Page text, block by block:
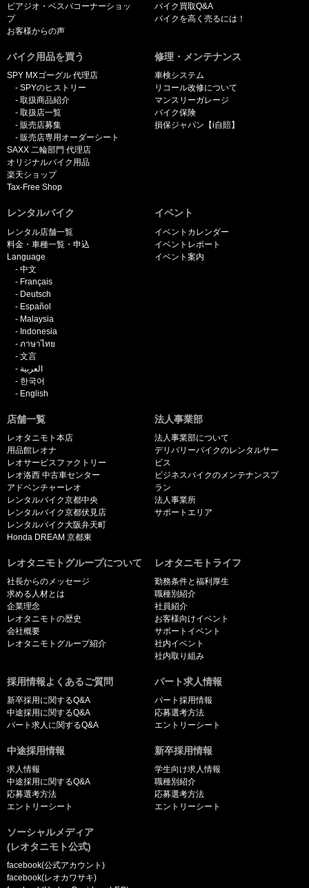
ピアジオ・ベスパコーナーショッ
プ
お客様からの声
バイク買取Q&A
バイクを高く売るには！
バイク用品を買う
SPY MXゴーグル 代理店
SPYのヒストリー
取扱商品紹介
取扱店一覧
販売店募集
販売店専用オーダーシート
SAXX 二輪部門 代理店
オリジナルバイク用品
楽天ショップ
Tax-Free Shop
修理・メンテナンス
車検システム
リコール改修について
マンスリーガレージ
バイク保険
損保ジャパン【i自賠】
レンタルバイク
レンタル店舗一覧
料金・車種一覧・申込
Language
中文
Français
Deutsch
Español
Malaysia
Indonesia
ภาษาไทย
文言
العربية
한국어
English
イベント
イベントカレンダー
イベントレポート
イベント案内
店舗一覧
レオタニモト本店
用品館レオナ
レオサービスファクトリー
レオ洛西 中古車センター
アドベンチャーレオ
レンタルバイク京都中央
レンタルバイク京都伏見店
レンタルバイク大阪弁天町
Honda DREAM 京都東
法人事業部
法人事業部について
デリバリーバイクのレンタルサー
ビス
ビジネスバイクのメンテナンスプ
ラン
法人事業所
サポートエリア
レオタニモトグループについて
社長からのメッセージ
求める人材とは
企業理念
レオタニモトの歴史
会社概要
レオタニモトグループ紹介
レオタニモトライフ
勤務条件と福利厚生
職種別紹介
社員紹介
お客様向けイベント
サポートイベント
社内イベント
社内取り組み
採用情報よくあるご質問
新卒採用に関するQ&A
中途採用に関するQ&A
パート求人に関するQ&A
パート求人情報
パート採用情報
応募選考方法
エントリーシート
中途採用情報
求人情報
中途採用に関するQ&A
応募選考方法
エントリーシート
新卒採用情報
学生向け求人情報
職種別紹介
応募選考方法
エントリーシート
ソーシャルメディア
(レオタニモト公式)
facebook(公式アカウント)
facebook(レオカワサキ)